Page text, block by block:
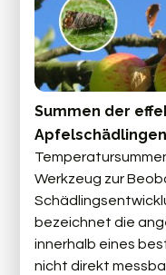
Summen der
Werkzeug zur
bezeichnet die
innerhalb eines
nicht direkt